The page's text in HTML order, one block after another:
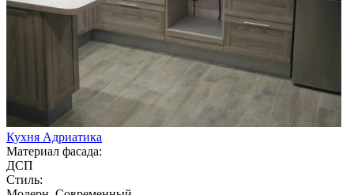
Кухня Адриатика
Материал фасада:
ДСП
Стиль: